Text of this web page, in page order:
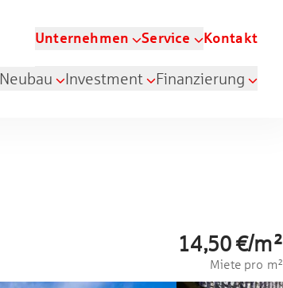
Unternehmen Service Kontakt
Neubau Investment Finanzierung
14,50 €/m²
Miete pro m²